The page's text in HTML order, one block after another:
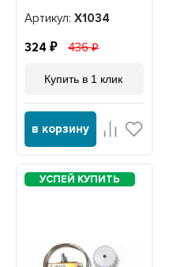
Артикул: Х1034
324 436
Купить в 1 клик
в корзину